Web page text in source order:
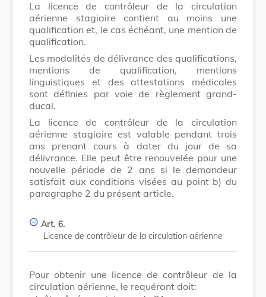
La licence de contrôleur de la circulation
aérienne stagiaire contient au moins une
qualification et, le cas échéant, une mention de
qualification.
Les modalités de délivrance des qualifications,
mentions de qualification, mentions
linguistiques et des attestations médicales
sont définies par voie de règlement grand-
ducal.
La licence de contrôleur de la circulation
aérienne stagiaire est valable pendant trois
ans prenant cours à dater du jour de sa
délivrance. Elle peut être renouvelée pour une
nouvelle période de 2 ans si le demandeur
satisfait aux conditions visées au point b) du
paragraphe 2 du présent article.
Art. 6.
Licence de contrôleur de la circulation aérienne
Pour obtenir une licence de contrôleur de la
circulation aérienne, le requérant doit: